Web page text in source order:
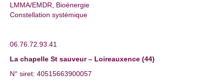
LMMA/EMDR, Bioénergie
Constellation systémique
06.76.72.93.41
La chapelle St sauveur – Loireauxence (44)
N° siret: 40515663900057